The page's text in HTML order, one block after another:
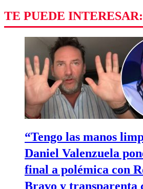
TE PUEDE INTERESAR:
“Tengo las manos
Daniel Valenzuela
final a polémica con
Bravo y transparenta